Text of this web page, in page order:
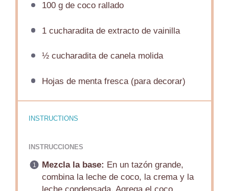
100 gde coco rallado
1cucharadita de extracto de vainilla
½cucharadita de canela molida
Hojas de menta fresca (para decorar)
INSTRUCTIONS
INSTRUCCIONES
Mezcla la base: En un tazón grande,
combina la leche de coco, la crema y la